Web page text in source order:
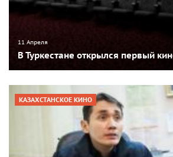
11 Апреля
В Туркестане открылся первый
КАЗАХСТАНСКОЕ КИНО